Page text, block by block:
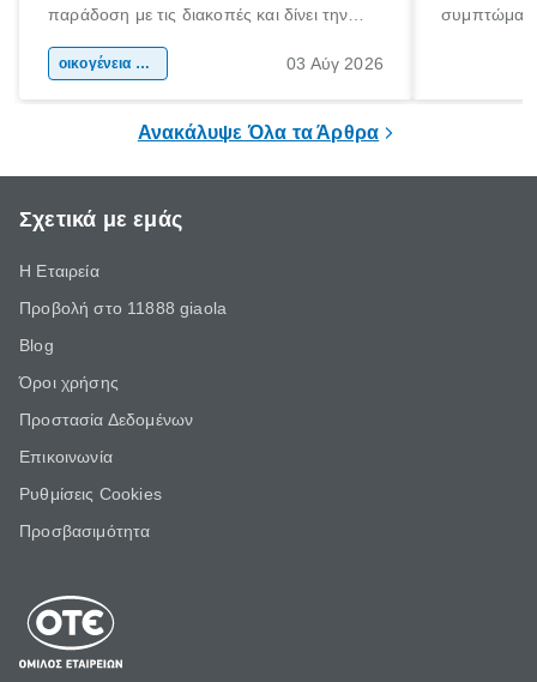
παράδοση με τις διακοπές και δίνει την
χώρας. Είτε πρόκειται για λίγες μέρες
οικογένεια & παιδί 03 Αύγ 2026
Ανακάλυψε Όλα τα Άρθρα
Σχετικά με εμάς
Η Εταιρεία
Προβολή στο 11888 giaola
Blog
Όροι χρήσης
Προστασία Δεδομένων
Επικοινωνία
Ρυθμίσεις Cookies
Προσβασιμότητα